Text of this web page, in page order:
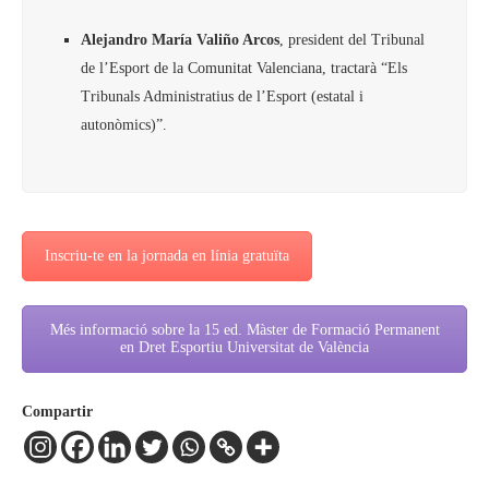
Alejandro María Valiño Arcos , president del Tribunal
de l’Esport de la Comunitat Valenciana, tractarà “Els
Tribunals Administratius de l’Esport (estatal i
autonòmics)”.
Inscriu-te en la jornada en línia gratuïta
Més informació sobre la 15 ed. Màster de Formació Permanent
en Dret Esportiu Universitat de València
Compartir